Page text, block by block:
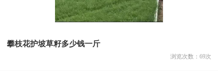
攀枝花护坡草籽多少钱一斤
浏览次数： 69次